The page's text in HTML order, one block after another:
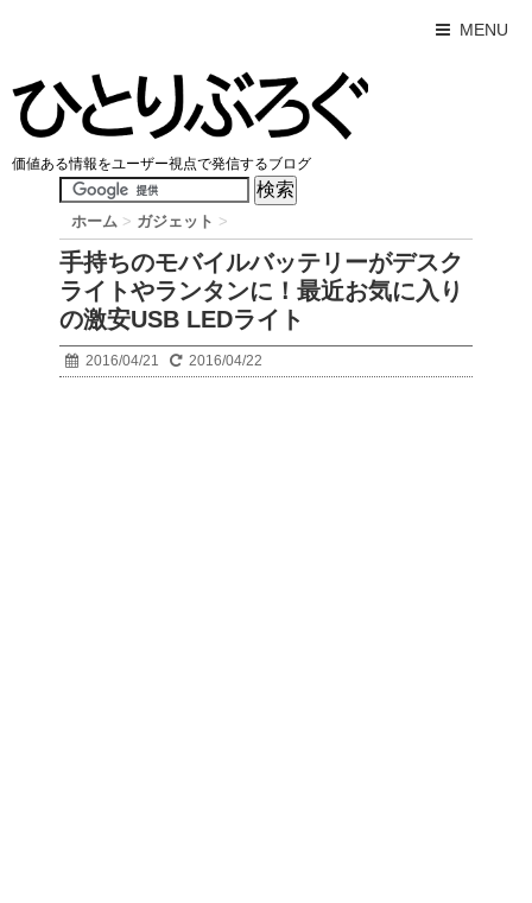
MENU
価値ある情報をユーザー視点で発信するブログ
ホーム > ガジェット >
手持ちのモバイルバッテリーがデスク
ライトやランタンに！最近お気に入り
の激安USB LEDライト
2016/04/21 2016/04/22